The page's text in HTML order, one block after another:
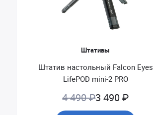
Штативы
Штатив настольный Falcon Eyes
LifePOD mini-2 PRO
4 490 ₽3 490 ₽